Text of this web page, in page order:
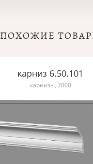
ПОХОЖИЕ
карниз 6.50.101
карнизы, 2000